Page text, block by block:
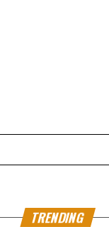
TRENDING